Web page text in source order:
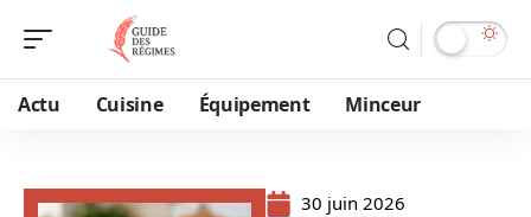
Actu Cuisine Équipement Minceur
30 juin 2026